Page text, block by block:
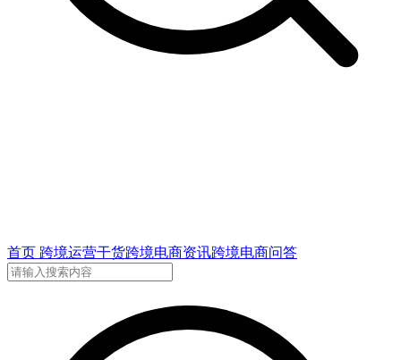
首页 跨境运营干货跨境电商资讯跨境电商问答